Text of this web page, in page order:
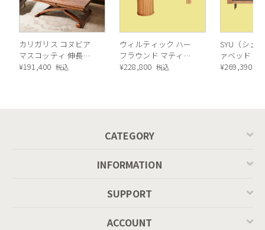
カリガリス コヌビア
マスコッティ 伸長・
昇降式テーブル ／
¥191,400 税込
ウィルティック ハー
フラウンド マティエ
ラ塗装 ダイニングテ
¥228,800 税込
SYU（シュ
ァベッド（
ル）190cm
¥269,390
CATEGORY
INFORMATION
SUPPORT
ACCOUNT